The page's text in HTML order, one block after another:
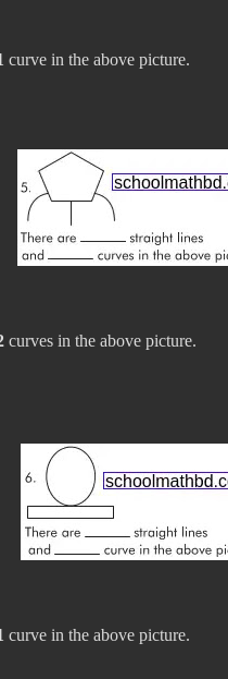
curve in the above picture.
curves in the above picture.
curve in the above picture.